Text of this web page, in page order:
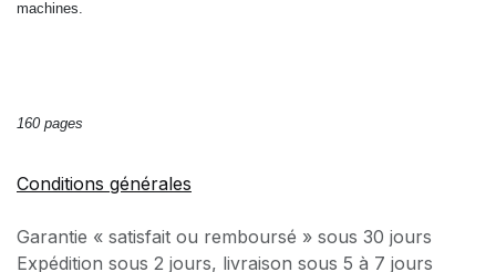
machines.
160 pages
Conditions générales
Garantie « satisfait ou remboursé » sous 30 jours
Expédition sous 2 jours, livraison sous 5 à 7 jours